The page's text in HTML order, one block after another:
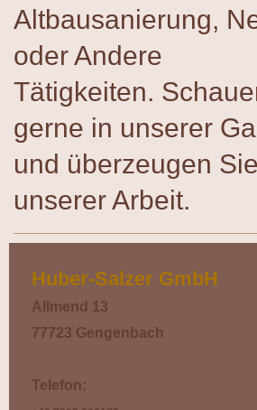
Altbausanierung,
oder Andere
Tätigkeiten.
gerne in unserer
und überzeugen
unserer Arbeit.
Huber-Salzer GmbH
Allmend 13
77723 Gengenbach
Telefon: